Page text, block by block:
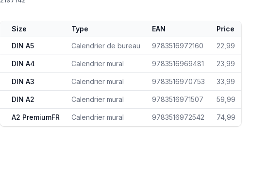
Size Type EAN Price
DIN A5 Calendrier de bureau 9783516972160 22,99
DIN A4 Calendrier mural 9783516969481 23,99
DIN A3 Calendrier mural 9783516970753 33,99
DIN A2 Calendrier mural 9783516971507 59,99
A2 PremiumFR Calendrier mural 9783516972542 74,99